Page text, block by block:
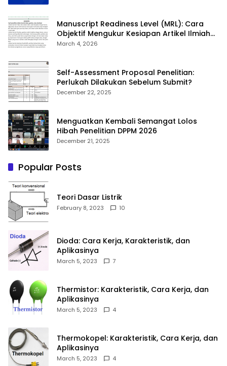
Manuscript Readiness Level (MRL): Cara
Objektif Mengukur Kesiapan Artikel Ilmiah
Anda
March 4, 2026
Self-Assessment Proposal Penelitian:
Perlukah Dilakukan Sebelum Submit?
December 22, 2025
Menguatkan Kembali Semangat Lolos
Hibah Penelitian DPPM 2026
December 21, 2025
Popular Posts
Teori Dasar Listrik
February 8, 2023 10
Dioda: Cara Kerja, Karakteristik, dan
Aplikasinya
March 5, 2023 7
Thermistor: Karakteristik, Cara Kerja, dan
Aplikasinya
March 5, 2023 4
Thermokopel: Karakteristik, Cara Kerja, dan
Aplikasinya
March 5, 2023 4